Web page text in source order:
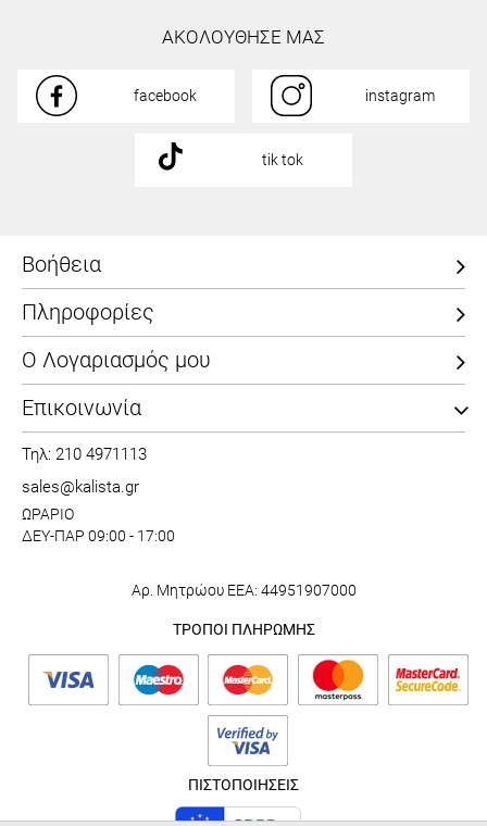
ΑΚΟΛΟΥΘΗΣΕ ΜΑΣ
facebook instagram
tik tok
Βοήθεια
Πληροφορίες
Ο Λογαριασμός μου
Επικοινωνία
Τηλ: 210 4971113
sales@kalista.gr
ΩΡΑΡΙΟ
ΔΕΥ-ΠΑΡ 09:00 - 17:00
Αρ. Μητρώου ΕΕΑ: 44951907000
ΤΡΟΠΟΙ ΠΛΗΡΩΜΗΣ
ΠΙΣΤΟΠΟΙΗΣΕΙΣ